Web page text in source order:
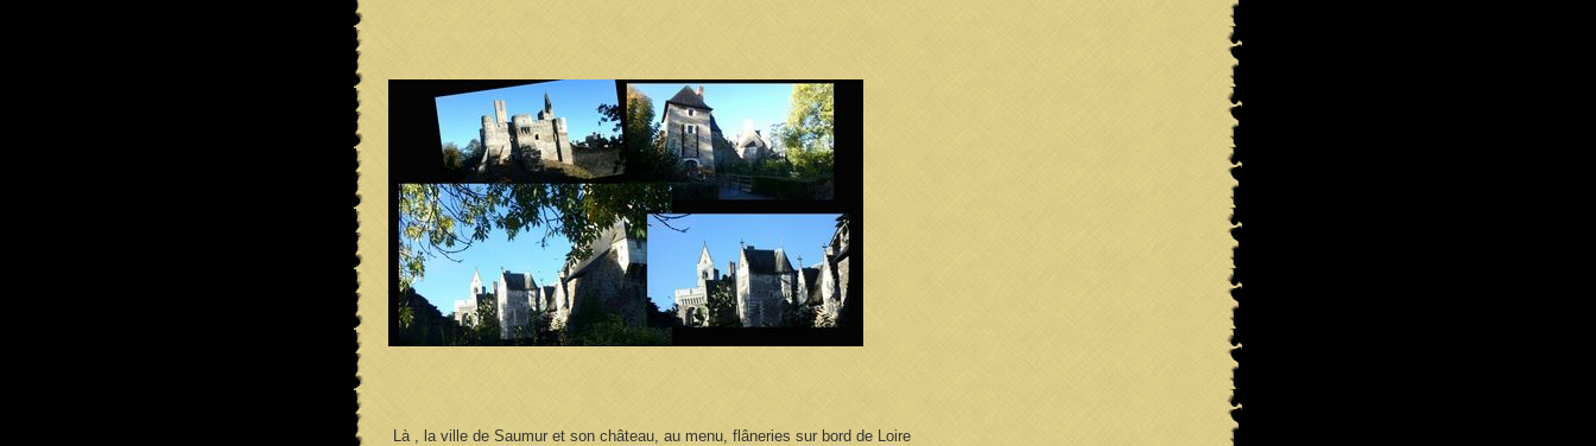
Là , la ville de Saumur et son château, au menu, flâneries sur bord de Loire